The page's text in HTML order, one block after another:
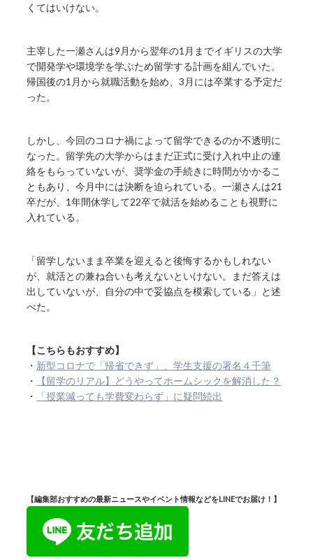
くてはいけない。
主宰した一瀬さんは9月から翌年の1月までイギリスの大学
で開発学や環境学を学ぶため留学する計画を組んでいた。
帰国後の1月から就職活動を始め、3月には卒業する予定だ
った。
しかし、今回のコロナ禍によって留学できるのか不透明に
なった。留学先の大学からはまだ正式に受け入れ中止の連
絡をもらっていないが、奨学金の手続きに時間がかかるこ
ともあり、今月中には決断を迫られている。一瀬さんは21
卒だが、1年間休学して22卒で就活を始めることも視野に
入れている。
「留学しないまま卒業を迎えると後悔するかもしれない
が、就活との兼ね合いも考えないといけない。まだ答えは
出していないが、自分の中で妥協点を模索している」と述
べた。
【こちらもおすすめ】
・ 新型コロナで「帰省できず」、学生支援の署名４千筆
・
【留学のリアル】どうやってホームシックを解消した？
・
「授業減っても学費変わらず」に疑問続出
【編集部おすすめの最新ニュースやイベント情報などをLINEでお届け！】